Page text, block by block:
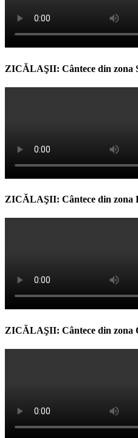
ZICĂLAŞII: Cântece din zona
ZICĂLAŞII: Cântece din zona
ZICĂLAŞII: Cântece din zona